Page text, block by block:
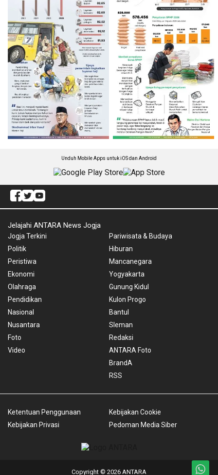
Unduh Mobile Apps untuk iOS dan Android
Jelajahi ANTARA News Jogja
Jogja Terkini
Politik
Peristiwa
Ekonomi
Olahraga
Pendidikan
Nasional
Nusantara
Foto
Video
Pariwisata & Budaya
Hiburan
Mancanegara
Yogyakarta
Gunung Kidul
Kulon Progo
Bantul
Sleman
Redaksi
ANTARA Foto
BrandA
RSS
Ketentuan Penggunaan
Kebijakan Privasi
Kebijakan Cookie
Pedoman Media Siber
Copyright © 2026 ANTARA